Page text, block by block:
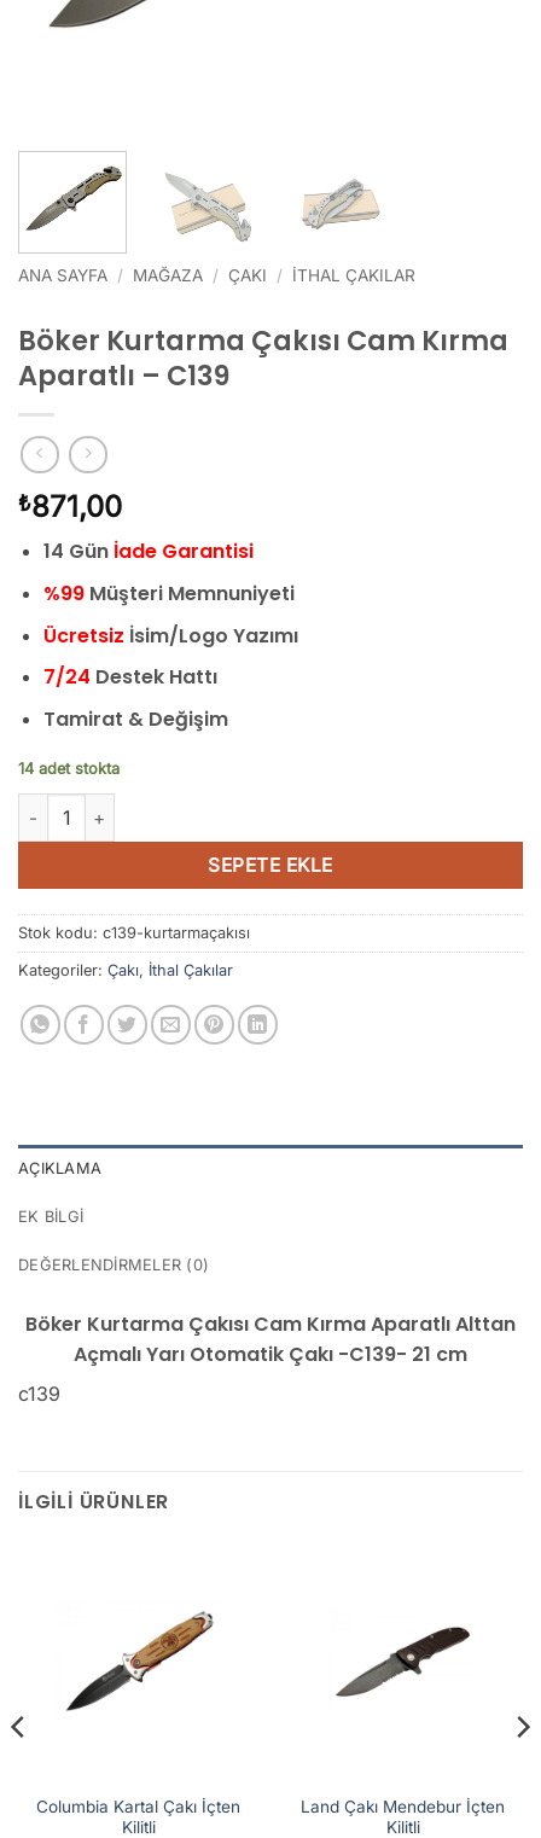
ANA SAYFA / MAĞAZA / ÇAKI / İTHAL ÇAKILAR
Böker Kurtarma Çakısı Cam Kırma
Aparatlı – C139
₺871,00
14 Gün İade Garantisi
%99Müşteri Memnuniyeti
Ücretsiz İsim/Logo Yazımı
7/24 Destek Hattı
Tamirat & Değişim
14 adet stokta
Böker Kurtarma Çakısı Cam Kırma Aparatlı - C139 adet
SEPETE EKLE
Stok kodu: c139-kurtarmaçakısı
Kategoriler: Çakı, İthal Çakılar
AÇIKLAMA
EK BILGI
DEĞERLENDIRMELER (0)
Böker Kurtarma Çakısı Cam Kırma Aparatlı Alttan
Açmalı Yarı Otomatik Çakı -C139- 21 cm
c139
İLGILI ÜRÜNLER
Columbia Kartal Çakı İçten
Kilitli
Land Çakı Mendebur İçten
Kilitli